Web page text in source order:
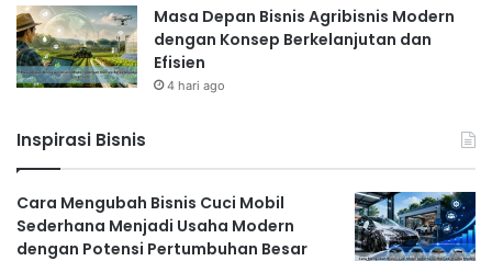
Masa Depan Bisnis Agribisnis Modern
dengan Konsep Berkelanjutan dan
Efisien
4 hari ago
Inspirasi Bisnis
Cara Mengubah Bisnis Cuci Mobil
Sederhana Menjadi Usaha Modern
dengan Potensi Pertumbuhan Besar